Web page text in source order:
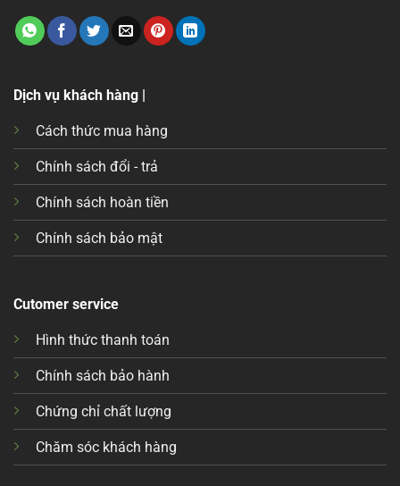
Dịch vụ khách hàng |
Cách thức mua hàng
Chính sách đổi - trả
Chính sách hoàn tiền
Chính sách bảo mật
Cutomer service
Hình thức thanh toán
Chính sách bảo hành
Chứng chỉ chất lượng
Chăm sóc khách hàng